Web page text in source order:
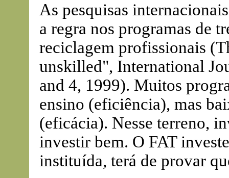
As pesquisas
a regra nos programas de
reciclagem profissionais
unskilled", International
and 4, 1999). Muitos
ensino (eficiência), mas
(eficácia). Nesse terreno,
investir bem. O FAT
instituída, terá de provar